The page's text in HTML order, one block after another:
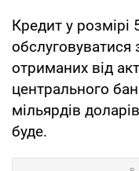
Кредит у розмірі
обслуговуватися
отриманих від
центрального
мільярдів
буде.